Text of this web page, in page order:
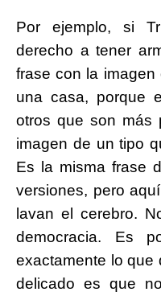
Por ejemplo, si
derecho a tener
frase con la
una casa, porque
otros que son más
imagen de un tipo
Es la misma frase
versiones, pero
lavan el cerebro.
democracia. Es
exactamente lo que
delicado es que